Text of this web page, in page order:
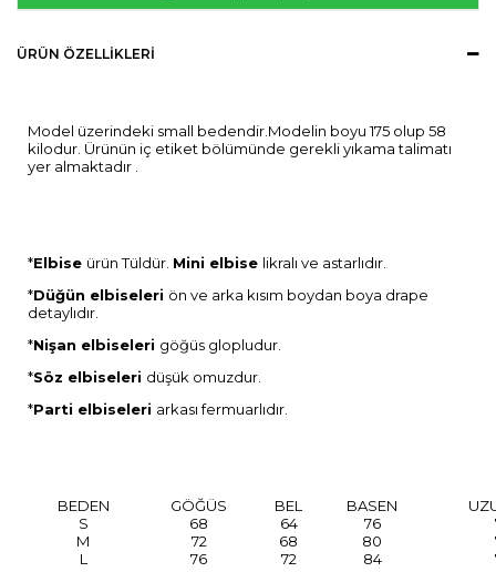
ÜRÜN ÖZELLIKLERI
Model üzerindeki small bedendir.Modelin boyu 175 olup 58
kilodur. Ürünün iç etiket bölümünde gerekli yıkama talimatı
yer almaktadır .
*Elbise ürün Tüldür. Mini elbise likralı ve astarlıdır.
*Düğün elbiseleri ön ve arka kısım boydan boya drape
detaylıdır.
*Nişan elbiseleri göğüs glopludur.
*Söz elbiseleri düşük omuzdur.
*Parti elbiseleri arkası fermuarlıdır.
BEDEN GÖĞÜS BEL BASEN
S
68 64 76
M
72 68 80
L
76 72 84